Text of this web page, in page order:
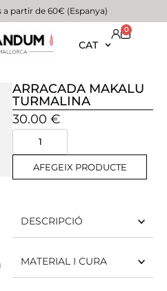
partir de 60€ (Espanya)
CAT
0
ARRACADA MAKALU
TURMALINA
30.00 €
AFEGEIX PRODUCTE
DESCRIPCIÓ
MATERIAL I CURA